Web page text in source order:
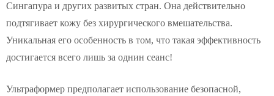
Сингапура и других развитых стран. Она действительно
подтягивает кожу без хирургического вмешательства.
Уникальная его особенность в том, что такая эффективность
достигается всего лишь за однин сеанс!
Ультраформер предполагает использование безопасной,